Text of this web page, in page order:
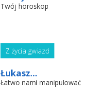
Twój horoskop
Z życia gwiazd
Łukasz...
Łatwo nami manipulować